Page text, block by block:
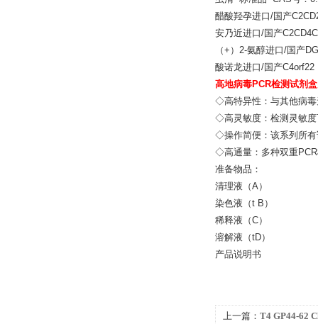
醋酸羟孕进口/国产
安乃近进口/国产
（+）2-氨醇进口/国产
酸诺龙进口/国产
高地病毒PCR检测试剂
◇高特异性：与其他病
◇高灵敏度：检测灵敏度
◇操作简便：该系列所有
◇高通量：多种双重
准备物品：
清理液（
染色液（t
稀释液（
溶解液（
产品说明
上一篇： T4 GP44-62